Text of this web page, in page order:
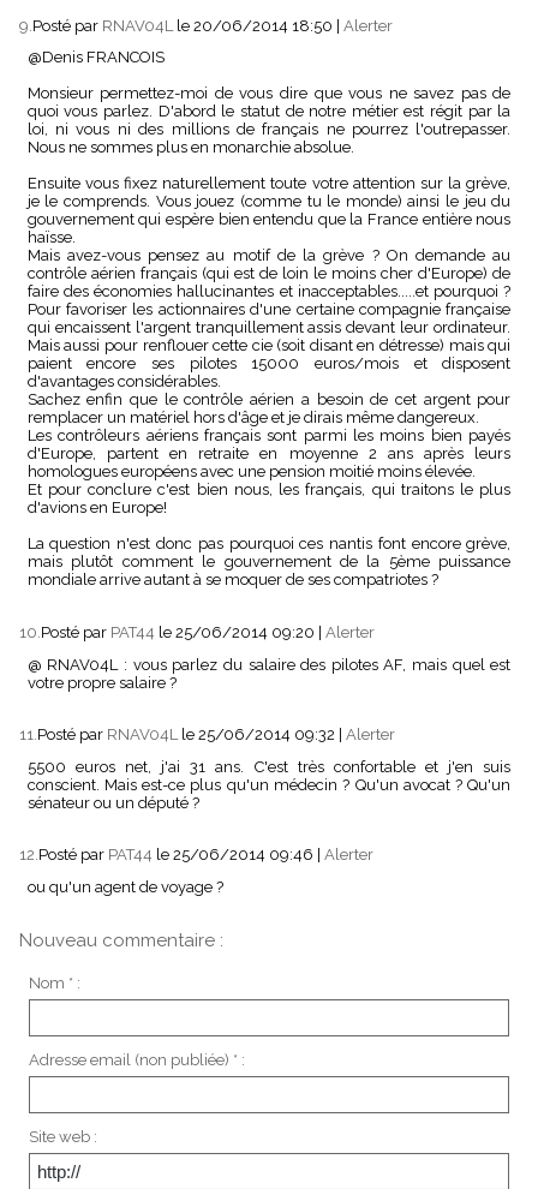
9. Posté par RNAV04L le 20/06/2014 18:50 | Alerter
@Denis FRANCOIS
Monsieur permettez-moi de vous dire que vous ne savez pas de
quoi vous parlez. D'abord le statut de notre métier est régit par la
loi, ni vous ni des millions de français ne pourrez l'outrepasser.
Nous ne sommes plus en monarchie absolue.
Ensuite vous fixez naturellement toute votre attention sur la grève,
je le comprends. Vous jouez (comme tu le monde) ainsi le jeu du
gouvernement qui espère bien entendu que la France entière nous
haïsse.
Mais avez-vous pensez au motif de la grève ? On demande au
contrôle aérien français (qui est de loin le moins cher d'Europe) de
faire des économies hallucinantes et inacceptables.....et pourquoi ?
Pour favoriser les actionnaires d'une certaine compagnie française
qui encaissent l'argent tranquillement assis devant leur ordinateur.
Mais aussi pour renflouer cette cie (soit disant en détresse) mais qui
paient encore ses pilotes 15000 euros/mois et disposent
d'avantages considérables.
Sachez enfin que le contrôle aérien a besoin de cet argent pour
remplacer un matériel hors d'âge et je dirais même dangereux.
Les contrôleurs aériens français sont parmi les moins bien payés
d'Europe, partent en retraite en moyenne 2 ans après leurs
homologues européens avec une pension moitié moins élevée.
Et pour conclure c'est bien nous, les français, qui traitons le plus
d'avions en Europe!
La question n'est donc pas pourquoi ces nantis font encore grève,
mais plutôt comment le gouvernement de la 5ème puissance
mondiale arrive autant à se moquer de ses compatriotes ?
10. Posté par PAT44 le 25/06/2014 09:20
Alerter
@ RNAV04L : vous parlez du salaire des pilotes AF, mais quel est
votre propre salaire ?
11.Posté par RNAV04L le 25/06/2014 09:32
Alerter
5500 euros net, j'ai 31 ans. C'est très confortable et j'en suis
conscient. Mais est-ce plus qu'un médecin ? Qu'un avocat ? Qu'un
sénateur ou un député ?
12.Posté par PAT44 le 25/06/2014 09:46
Alerter
ou qu'un agent de voyage ?
Nouveau commentaire :
Nom * :
Adresse email (non publiée) * :
Site web :